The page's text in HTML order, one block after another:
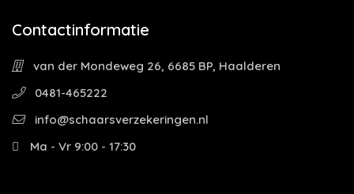
Contactinformatie
van der Mondeweg 26, 6685 BP, Haalderen
0481-465222
info@schaarsverzekeringen.nl
Ma - Vr 9:00 - 17:30